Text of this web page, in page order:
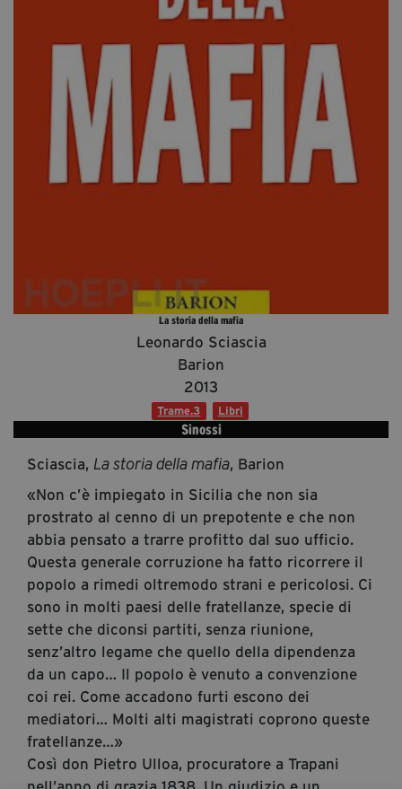
Fondazione Trame
Chi Siamo
Civico Trame
Archivio Storico
segreteria@tramefestival.it
Sinossi
Sciascia, La storia della mafia, Barion
«Non c’è impiegato in Sicilia che non sia
prostrato al cenno di un prepotente e che non
abbia pensato a trarre profitto dal suo ufficio.
Questa generale corruzione ha fatto ricorrere il
popolo a rimedi oltremodo strani e pericolosi. Ci
sono in molti paesi delle fratellanze, specie di
sette che diconsi partiti, senza riunione,
senz’altro legame che quello della dipendenza
da un capo… Il popolo è venuto a convenzione
coi rei. Come accadono furti escono dei
mediatori… Molti alti magistrati coprono queste
fratellanze…»
Così don Pietro Ulloa, procuratore a Trapani
La storia della mafia
Leonardo Sciascia
Barion
2013
Trame.3 Libri